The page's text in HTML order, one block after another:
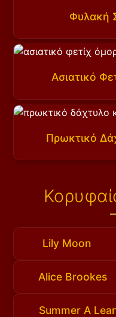
Φυλακή
Ασιατικό
Πρωκτικό
Lily Moon
Alice Brookes
Summer A